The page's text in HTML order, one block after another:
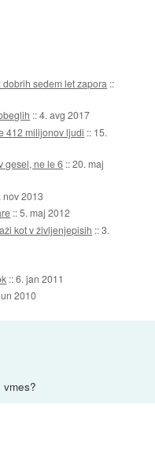
sedem let zapora ::
::4. avg 2017
412 milijonov ljudi :: 15.
gesel, ne le 6 ::20. maj
nov 2013
::5. maj 2012
kot v življenjepisih ::3.
::6. jan 2011
2010